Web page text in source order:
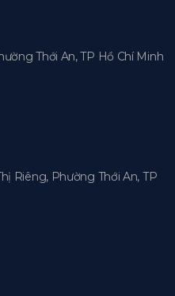
Thới An, TP Hồ Chí Minh
Riêng, Phường Thới An, TP